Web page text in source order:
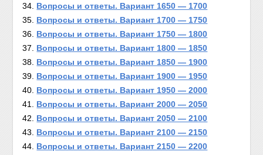
Вопросы и ответы. Вариант 1650 — 1700
Вопросы и ответы. Вариант 1700 — 1750
Вопросы и ответы. Вариант 1750 — 1800
Вопросы и ответы. Вариант 1800 — 1850
Вопросы и ответы. Вариант 1850 — 1900
Вопросы и ответы. Вариант 1900 — 1950
Вопросы и ответы. Вариант 1950 — 2000
Вопросы и ответы. Вариант 2000 — 2050
Вопросы и ответы. Вариант 2050 — 2100
Вопросы и ответы. Вариант 2100 — 2150
Вопросы и ответы. Вариант 2150 — 2200